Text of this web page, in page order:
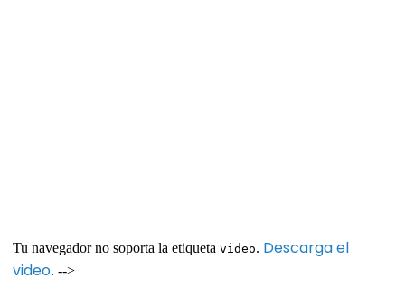
Tu navegador no soporta la etiqueta video. Descarga el
video. -->